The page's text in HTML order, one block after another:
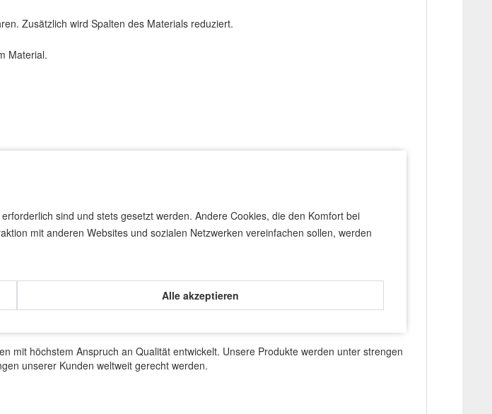
Zusätzlich wird Spalten des Materials reduziert.
Material.
den Materialien.
mit höchstem Anspruch an Qualität entwickelt. Unsere Produkte werden unter strengen
unserer Kunden weltweit gerecht werden.
sind und stets gesetzt werden. Andere Cookies, die den Komfort bei
mit anderen Websites und sozialen Netzwerken vereinfachen sollen, werden
Alle akzeptieren